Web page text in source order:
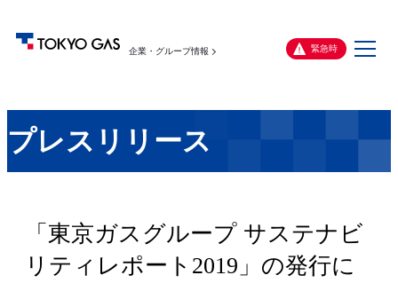
企業・グループ情報 緊急時
メ
プレスリリース
「東京ガスグループ サステナビ
リティレポート2019」の発行に